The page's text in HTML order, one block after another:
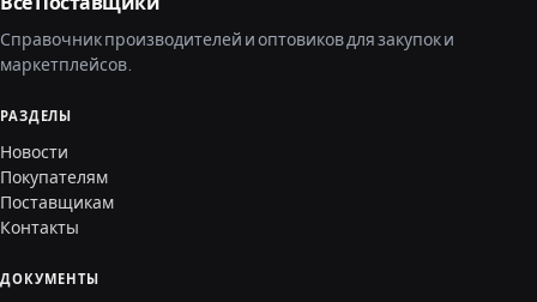
Справочник производителей и оптовиков для закупок и
маркетплейсов.
РАЗДЕЛЫ
Новости
Покупателям
Поставщикам
Контакты
ДОКУМЕНТЫ